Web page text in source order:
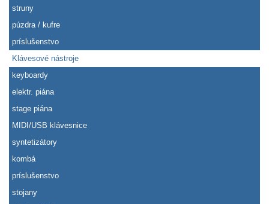
struny
púzdra / kufre
príslušenstvo
Klávesové nástroje
keyboardy
elektr. piána
stage piána
MIDI/USB klávesnice
syntetizátory
kombá
príslušenstvo
stojany